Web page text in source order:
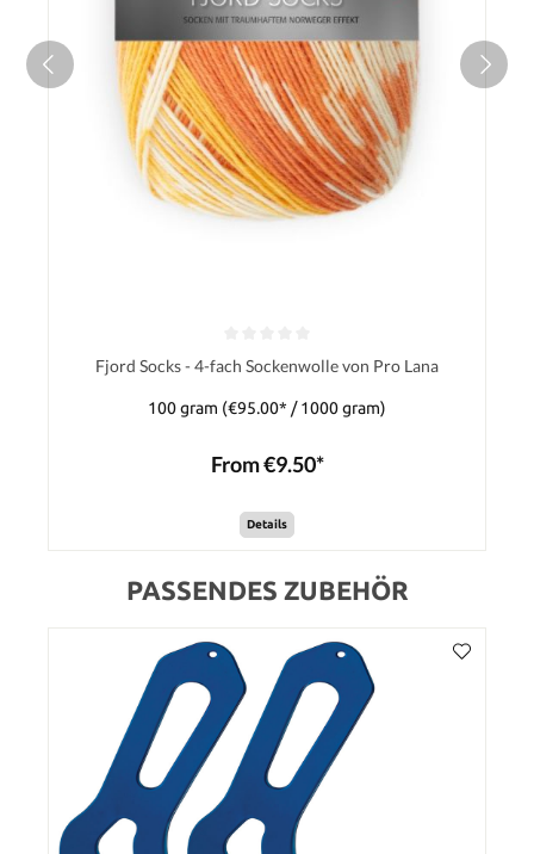
Fjord Socks - 4-fach Sockenwolle von Pro Lana
100 gram (€95.00* / 1000 gram)
From €9.50*
Details
PASSENDES ZUBEHÖR